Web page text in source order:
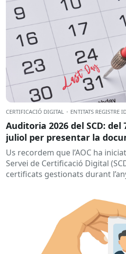
CERTIFICACIÓ DIGITAL · ENTITATS REGISTRE
Auditoria 2026 del SCD: del
juliol per presentar la
Us recordem que l’AOC ha
Servei de Certificació Digital
certificats gestionats durant